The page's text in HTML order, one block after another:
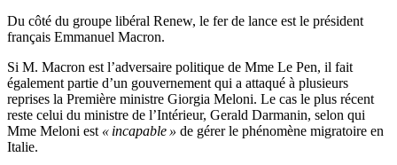
Du côté du groupe libéral Renew, le fer de lance est le président
français Emmanuel Macron.
Si M. Macron est l’adversaire politique de Mme Le Pen, il fait
également partie d’un gouvernement qui a attaqué à plusieurs
reprises la Première ministre Giorgia Meloni. Le cas le plus récent
reste celui du ministre de l’Intérieur, Gerald Darmanin, selon qui
Mme Meloni est « incapable » de gérer le phénomène migratoire en
Italie.